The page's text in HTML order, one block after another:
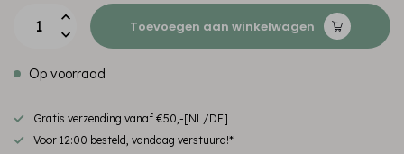
Toevoegen aan winkelwagen
Op voorraad
Gratis verzending vanaf €50,-[NL/DE]
Voor 12:00 besteld, vandaag verstuurd!*